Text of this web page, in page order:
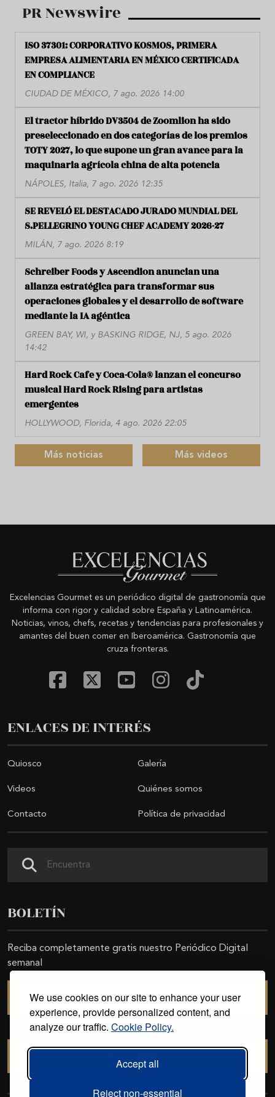
We use cookies on our site to enhance your user
experience, provide personalized content, and
analyze our traffic. Cookie Policy.
Accept all
Reject non-essential
PR Newswire
ISO 37301: CORPORATIVO KOSMOS, PRIMERA
EMPRESA ALIMENTARIA EN MÉXICO CERTIFICADA
EN COMPLIANCE
CIUDAD DE MÉXICO, 7 ago. 2026 14:00
El tractor híbrido DV3504 de Zoomlion ha sido
preseleccionado en dos categorías de los premios
TOTY 2027, lo que supone un gran avance para la
maquinaria agrícola china de alta potencia
NÁPOLES, Italia, 7 ago. 2026 12:35
SE REVELÓ EL DESTACADO JURADO MUNDIAL DEL
S.PELLEGRINO YOUNG CHEF ACADEMY 2026-27
MILÁN, 7 ago. 2026 8:19
Schreiber Foods y Ascendion anuncian una
alianza estratégica para transformar sus
operaciones globales y el desarrollo de software
mediante la IA agéntica
GREEN BAY, WI, y BASKING RIDGE, NJ, 5 ago. 2026
14:42
Hard Rock Cafe y Coca-Cola® lanzan el concurso
musical Hard Rock Rising para artistas
emergentes
HOLLYWOOD, Florida, 4 ago. 2026 22:05
Más noticias Más videos
Excelencias Gourmet es un periódico digital de gastronomía que
informa con rigor y calidad sobre España y Latinoamérica.
Noticias, vinos, chefs, recetas y tendencias para profesionales y
amantes del buen comer en Iberoamérica. Gastronomía que
cruza fronteras.
ENLACES DE INTERÉS
Quiosco Galería
Videos Quiénes somos
Contacto Política de privacidad
BOLETÍN
Reciba completamente gratis nuestro Periódico Digital
semanal
SUSCRIBIRSE